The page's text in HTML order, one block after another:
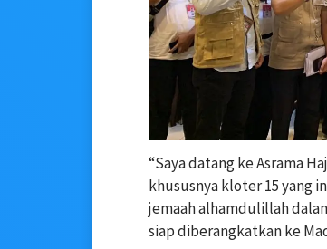
“Saya datang ke Asrama
khususnya kloter 15 yang
jemaah alhamdulillah
siap diberangkatkan ke